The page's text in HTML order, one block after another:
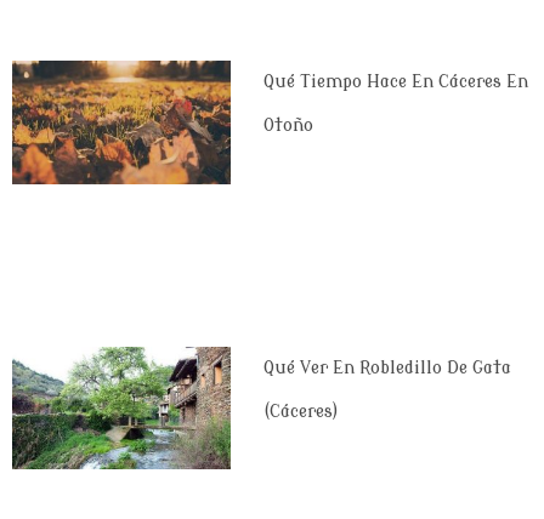
Qué Tiempo Hace En Cáceres En
Otoño
Qué Ver En Robledillo De Gata
(Cáceres)